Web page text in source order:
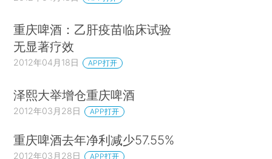
重庆啤酒：乙肝疫苗临床试验
无显著疗效
2012年04月18日 APP打开
泽熙大举增仓重庆啤酒
2012年03月28日 APP打开
重庆啤酒去年净利减少57.55%
2012年03月28日 APP打开